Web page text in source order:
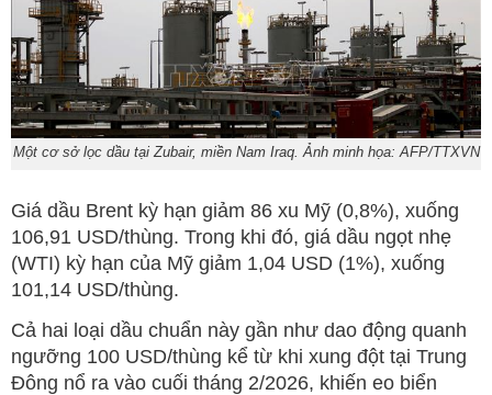
Một cơ sở lọc dầu tại Zubair, miền Nam Iraq. Ảnh minh họa: AFP/TTXVN
Giá dầu Brent kỳ hạn giảm 86 xu Mỹ (0,8%), xuống
106,91 USD/thùng. Trong khi đó, giá dầu ngọt nhẹ
(WTI) kỳ hạn của Mỹ giảm 1,04 USD (1%), xuống
101,14 USD/thùng.
Cả hai loại dầu chuẩn này gần như dao động quanh
ngưỡng 100 USD/thùng kể từ khi xung đột tại Trung
Đông nổ ra vào cuối tháng 2/2026, khiến eo biển